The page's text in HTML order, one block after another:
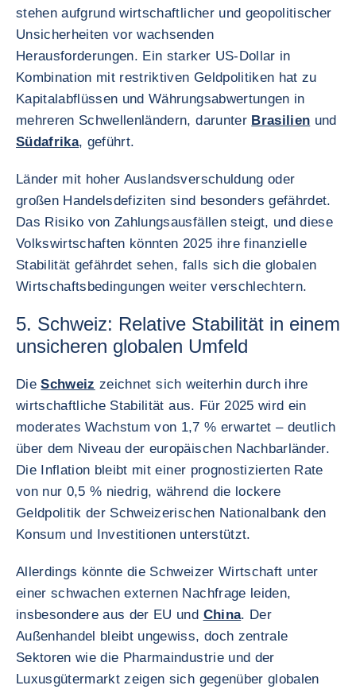
stehen aufgrund wirtschaftlicher und geopolitischer
Unsicherheiten vor wachsenden
Herausforderungen. Ein starker US-Dollar in
Kombination mit restriktiven Geldpolitiken hat zu
Kapitalabflüssen und Währungsabwertungen in
mehreren Schwellenländern, darunter Brasilien und
Südafrika, geführt.
Länder mit hoher Auslandsverschuldung oder
großen Handelsdefiziten sind besonders gefährdet.
Das Risiko von Zahlungsausfällen steigt, und diese
Volkswirtschaften könnten 2025 ihre finanzielle
Stabilität gefährdet sehen, falls sich die globalen
Wirtschaftsbedingungen weiter verschlechtern.
5. Schweiz: Relative Stabilität in einem
unsicheren globalen Umfeld
DieSchweiz zeichnet sich weiterhin durch ihre
wirtschaftliche Stabilität aus. Für 2025 wird ein
moderates Wachstum von 1,7 % erwartet – deutlich
über dem Niveau der europäischen Nachbarländer.
Die Inflation bleibt mit einer prognostizierten Rate
von nur 0,5 % niedrig, während die lockere
Geldpolitik der Schweizerischen Nationalbank den
Konsum und Investitionen unterstützt.
Allerdings könnte die Schweizer Wirtschaft unter
einer schwachen externen Nachfrage leiden,
insbesondere aus der EU und China. Der
Außenhandel bleibt ungewiss, doch zentrale
Sektoren wie die Pharmaindustrie und der
Luxusgütermarkt zeigen sich gegenüber globalen